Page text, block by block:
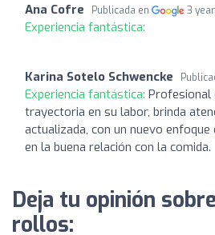
Ana Cofre Publicada en 3
Experiencia fantástica:
Karina Sotelo Schwencke
Experiencia fantástica: Profesional
trayectoria en su labor, brinda
actualizada, con un nuevo
en la buena relación con la comida.
Deja tu opinión
rollos: